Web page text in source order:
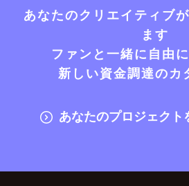
あなたのクリエイティブ
ます
ファンと一緒に自由
新しい資金調達のカ
あなたのプロジェクト